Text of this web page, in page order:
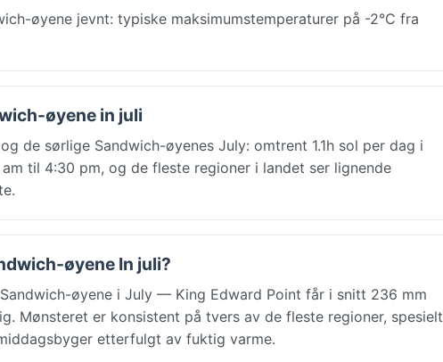
øyene jevnt: typiske maksimumstemperaturer på -2°C fra
øyene in juli
de sørlige Sandwich-øyenes July: omtrent 1.1h sol per dag i
til 4:30 pm, og de fleste regioner i landet ser lignende
øyene In juli?
øyene i July — King Edward Point får i snitt 236 mm
Mønsteret er konsistent på tvers av de fleste regioner, spesielt
etterfulgt av fuktig varme.